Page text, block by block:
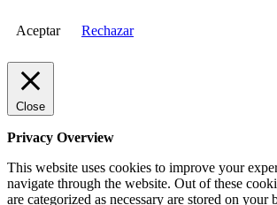
Aceptar Rechazar
Close
Privacy Overview
This website uses cookies to improve your
navigate through the website. Out of these
are categorized as necessary are stored on your